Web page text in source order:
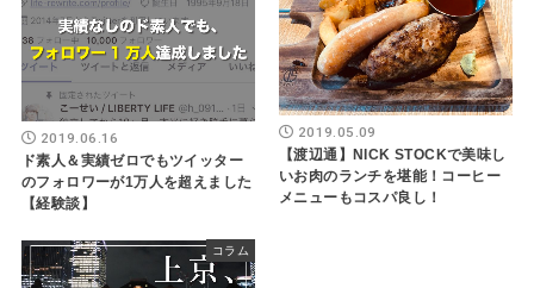
2019.06.16
ド素人＆実績ゼロでもツイッター
のフォロワーが1万人を超えました
【経験談】
2019.05.09
【渡辺通】NICK STOCKで美味し
いお肉のランチを堪能！コーヒー
メニューもコスパ良し！
コラム